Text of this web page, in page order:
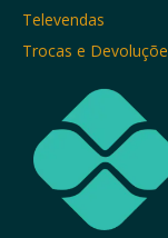
Televendas
Trocas e